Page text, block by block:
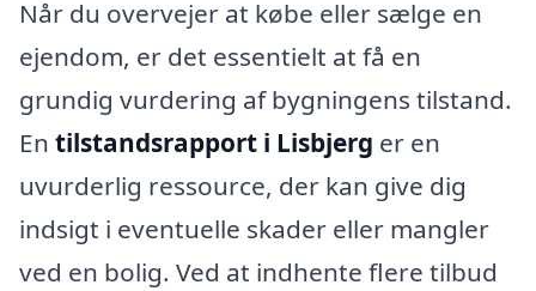
Når du overvejer at købe eller sælge en
ejendom, er det essentielt at få en
grundig vurdering af bygningens tilstand.
En tilstandsrapport i Lisbjerg er en
uvurderlig ressource, der kan give dig
indsigt i eventuelle skader eller mangler
ved en bolig. Ved at indhente flere tilbud